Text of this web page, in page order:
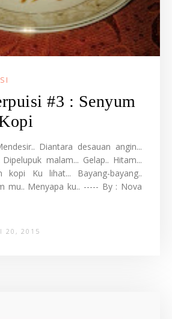
#3 : Senyum
Diantara desauan angin...
malam... Gelap.. Hitam...
kopi Ku lihat... Bayang-bayang..
mu.. Menyapa ku.. ----- By : Nova
20, 2015